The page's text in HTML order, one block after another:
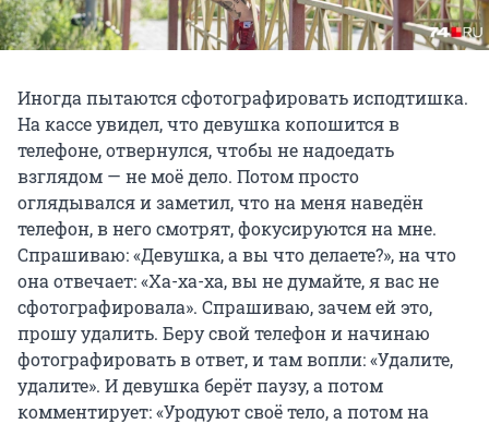
Иногда пытаются сфотографировать исподтишка.
На кассе увидел, что девушка копошится в
телефоне, отвернулся, чтобы не надоедать
взглядом — не моё дело. Потом просто
оглядывался и заметил, что на меня наведён
телефон, в него смотрят, фокусируются на мне.
Спрашиваю: «Девушка, а вы что делаете?», на что
она отвечает: «Ха-ха-ха, вы не думайте, я вас не
сфотографировала». Спрашиваю, зачем ей это,
прошу удалить. Беру свой телефон и начинаю
фотографировать в ответ, и там вопли: «Удалите,
удалите». И девушка берёт паузу, а потом
комментирует: «Уродуют своё тело, а потом на